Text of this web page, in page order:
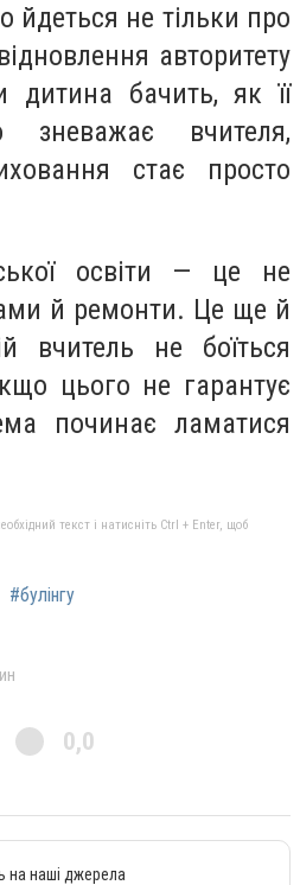
не тільки про
авторитету
дитина бачить, як її
зневажає вчителя,
стає просто
освіти — це не
й ремонти. Це ще й
вчитель не боїться
цього не гарантує
починає ламатися
текст і натисніть Ctrl + Enter, щоб
#булінгу
0,0
на наші джерела